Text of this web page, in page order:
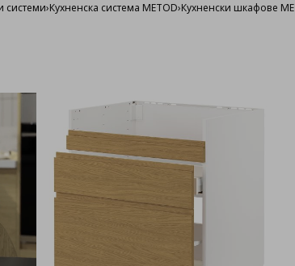
системи›Кухненска система METOD›Кухненски шкафове